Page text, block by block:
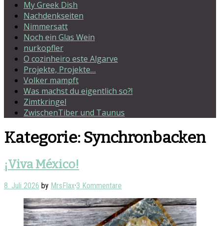
My Greek Dish
Nachdenkseiten
Nimmersatt
Noch ein Glas Wein
nurkopfler
O cozinheiro este Algarve
Projekte, Projekte…
Volker mampft
Was machst du eigentlich so?!
Zimtkringel
ZwischenTiber und Taunus
Kategorie: Synchronbacken
¡Viva México!
8. Juli 2026 by MrsFlax·3 Kommentare